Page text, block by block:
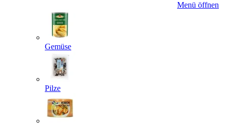
Menü öffnen
Gemüse
Pilze